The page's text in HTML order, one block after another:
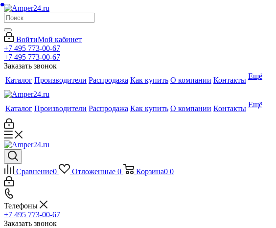
ВойтиМой кабинет
+7 495 773-00-67
+7 495 773-00-67
Заказать звонок
Каталог Производители Распродажа Как купить О компании Контакты Ещё
Каталог Производители Распродажа Как купить О компании Контакты Ещё
Сравнение0 Отложенные 0 Корзина0 0
Телефоны
+7 495 773-00-67
Заказать звонок